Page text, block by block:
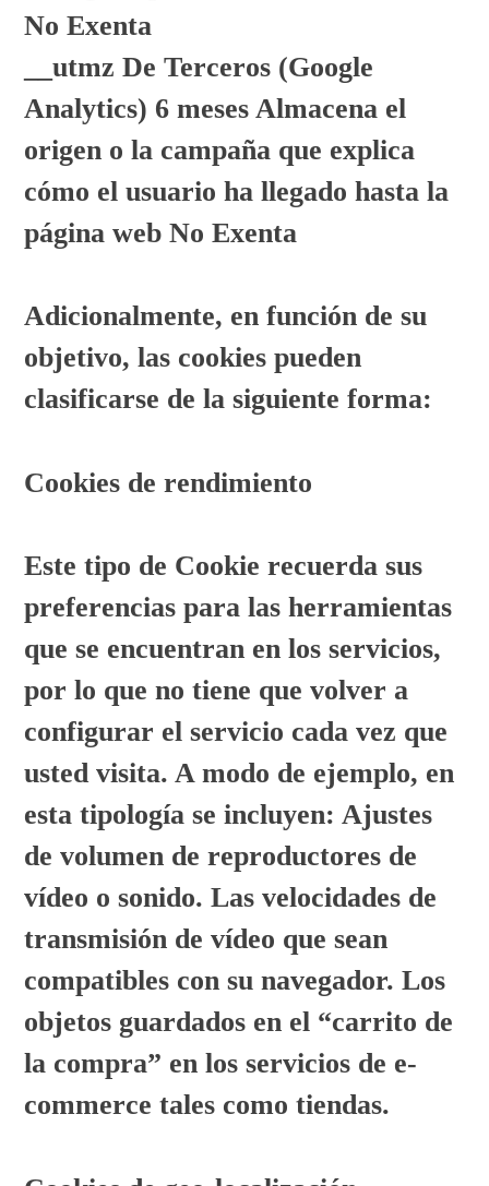
No Exenta
__utmz De Terceros (Google
Analytics) 6 meses Almacena el
origen o la campaña que explica
cómo el usuario ha llegado hasta la
página web No Exenta
Adicionalmente, en función de su
objetivo, las cookies pueden
clasificarse de la siguiente forma:
Cookies de rendimiento
Este tipo de Cookie recuerda sus
preferencias para las herramientas
que se encuentran en los servicios,
por lo que no tiene que volver a
configurar el servicio cada vez que
usted visita. A modo de ejemplo, en
esta tipología se incluyen: Ajustes
de volumen de reproductores de
vídeo o sonido. Las velocidades de
transmisión de vídeo que sean
compatibles con su navegador. Los
objetos guardados en el “carrito de
la compra” en los servicios de e-
commerce tales como tiendas.